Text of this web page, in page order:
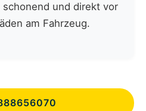
und direkt vor
am Fahrzeug.